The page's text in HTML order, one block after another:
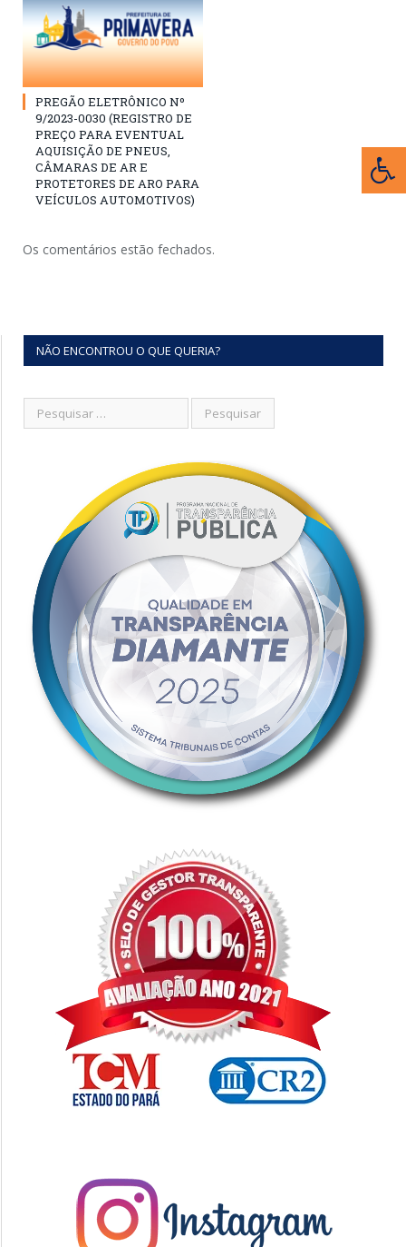
PREGÃO ELETRÔNICO Nº
9/2023-0030 (REGISTRO DE
PREÇO PARA EVENTUAL
AQUISIÇÃO DE PNEUS,
CÂMARAS DE AR E
PROTETORES DE ARO PARA
VEÍCULOS AUTOMOTIVOS)
Os comentários estão fechados.
NÃO ENCONTROU O QUE QUERIA?